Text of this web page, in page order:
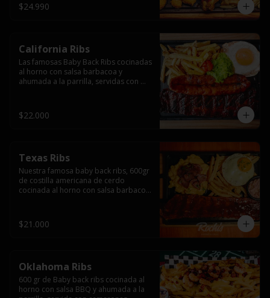
$24.990
California Ribs
Las famosas Baby Back Ribs cocinadas
al horno con salsa barbacoa y
ahumada a la parrilla, servidas con
$22.000
Texas Ribs
Nuestra famosa baby back ribs, 600gr
de costilla americana de cerdo
cocinada al horno con salsa barbacoa
tocino ahumado laminado, papas
fritas  y un huevo frito.
$21.000
Oklahoma Ribs
600 gr de Baby back ribs cocinada al
horno con salsa BBQ y ahumada a la